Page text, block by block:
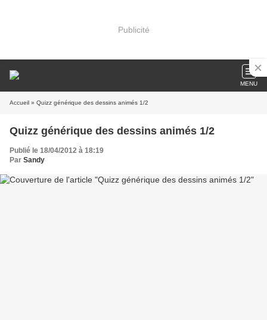
Publicité
MENU
Accueil » Quizz générique des dessins animés 1/2
Quizz générique des dessins animés 1/2
Publié le 18/04/2012 à 18:19
Par Sandy